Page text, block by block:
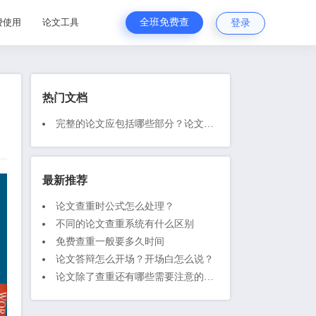
使用 论文工具 全班免费查 登录
热门文档
完整的论文应包括哪些部分？论文写作前必看
最新推荐
论文查重时公式怎么处理？
不同的论文查重系统有什么区别
免费查重一般要多久时间
论文答辩怎么开场？开场白怎么说？
论文除了查重还有哪些需要注意的地方